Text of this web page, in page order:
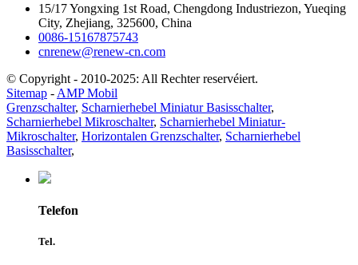
15/17 Yongxing 1st Road, Chengdong Industriezon, Yueqing
City, Zhejiang, 325600, China
0086-15167875743
cnrenew@renew-cn.com
© Copyright - 2010-2025: All Rechter reservéiert.
Sitemap - AMP Mobil
Grenzschalter, Scharnierhebel Miniatur Basisschalter,
Scharnierhebel Mikroschalter, Scharnierhebel Miniatur-
Mikroschalter, Horizontalen Grenzschalter, Scharnierhebel
Basisschalter,
Telefon
Tel.